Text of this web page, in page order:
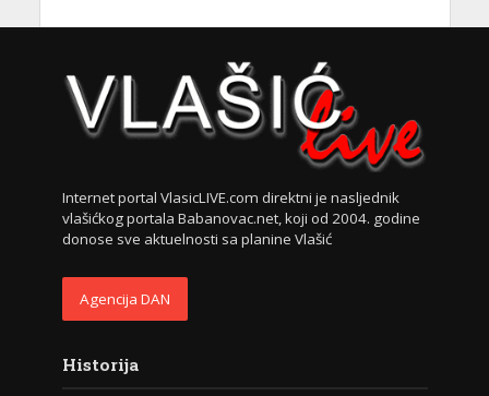
Internet portal VlasicLIVE.com direktni je nasljednik
vlašićkog portala Babanovac.net, koji od 2004. godine
donose sve aktuelnosti sa planine Vlašić
Agencija DAN
Historija